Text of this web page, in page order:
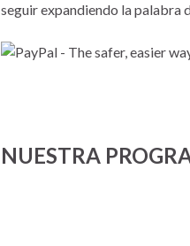
seguir expandiendo la palabra
NUESTRA